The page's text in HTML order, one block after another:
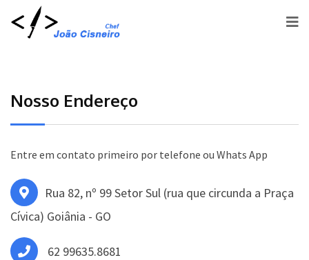
Nosso Endereço
Entre em contato primeiro por telefone ou Whats App
Rua 82, nº 99 Setor Sul (rua que circunda a Praça
Cívica) Goiânia - GO
62 99635.8681